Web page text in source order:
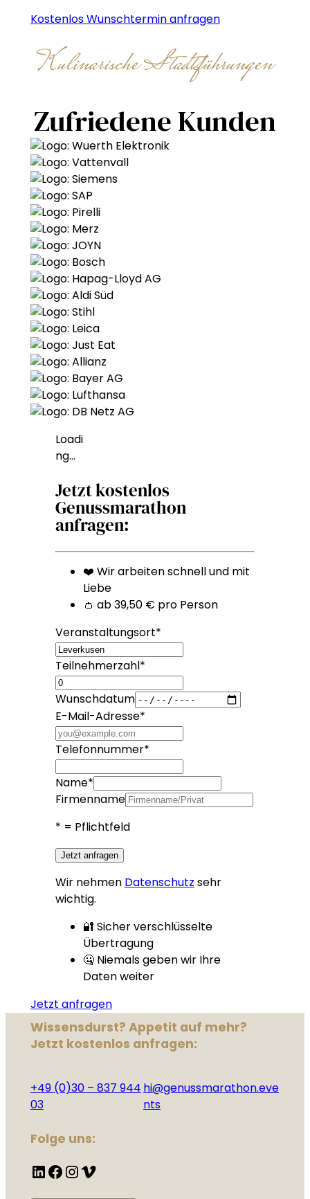
Kostenlos Wunschtermin anfragen
Kulinarische Stadtführungen
Zufriedene Kunden
Loadi
ng…
Jetzt kostenlos
Genussmarathon
anfragen:
❤️ Wir arbeiten schnell und mit
Liebe
👛 ab 39,50 € pro Person
Veranstaltungsort*
Teilnehmerzahl*
Wunschdatum
E-Mail-Adresse*
Telefonnummer*
Name*
Firmenname
* = Pflichtfeld
Jetzt anfragen
Wir nehmen Datenschutz sehr
wichtig.
🔐 Sicher verschlüsselte
Übertragung
🤐 Niemals geben wir Ihre
Daten weiter
Jetzt anfragen
Wissensdurst? Appetit auf mehr?
Jetzt kostenlos anfragen:
+49 (0)30 – 837 944
03
hi@genussmarathon.eve
nts
Folge uns:
LinkedIn Facebook InstagramVimeo